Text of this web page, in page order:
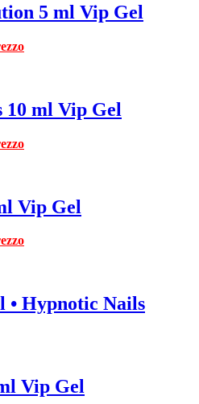
5 ml Vip Gel
10 ml Vip Gel
Vip Gel
• Hypnotic Nails
Vip Gel